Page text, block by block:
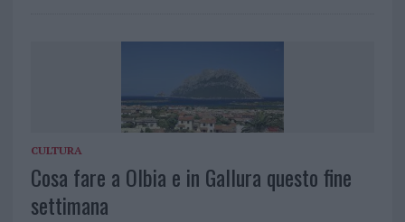
CULTURA
Cosa fare a Olbia e in Gallura questo fine
settimana